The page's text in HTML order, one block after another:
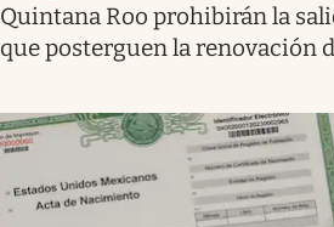
Quintana Roo prohibirán la
que posterguen la renovación